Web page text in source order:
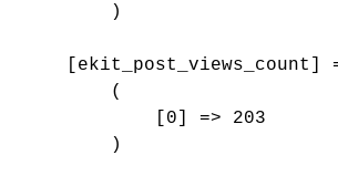
        )
[ekit_post_views_count]
        (
            [0] => 203
        )